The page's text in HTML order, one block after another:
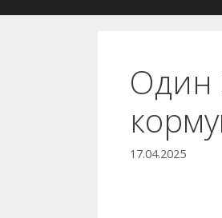
Один
17.04.2025